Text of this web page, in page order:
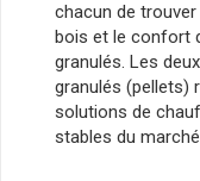
chacun de trouver
bois et le confort
granulés. Les
granulés (pellets)
solutions de
stables du